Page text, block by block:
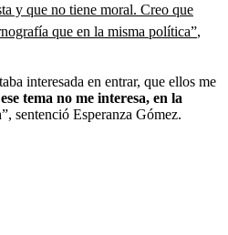
y que no tiene moral. Creo que
que en la misma política”,
interesada en entrar, que ellos me
tema no me interesa, en la
”, sentenció Esperanza Gómez.